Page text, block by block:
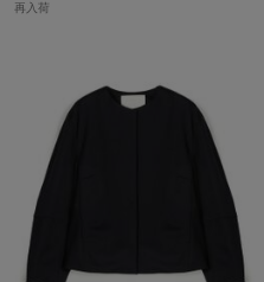
再入荷